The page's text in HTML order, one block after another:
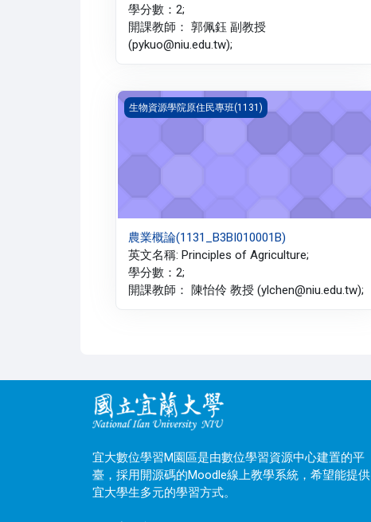
學分數：2;
開課教師： 郭佩鈺 副教授
(pykuo@niu.edu.tw);
農業概論(1131_B3BI010001B)
生物資源學院原住民專班(1131)
農業概論(1131_B3BI010001B)
英文名稱: Principles of Agriculture;
學分數：2;
開課教師： 陳怡伶 教授 (ylchen@niu.edu.tw);
宜大數位學習M園區是由數位學習資源中心建置的平
臺，採用開源碼的Moodle線上教學系統，希望能提供
宜大學生多元的學習方式。